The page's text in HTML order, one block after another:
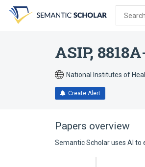
search
form
content
account
menu
ASIP,
National Institutes of
Create Alert
Papers overview
Semantic Scholar uses AI